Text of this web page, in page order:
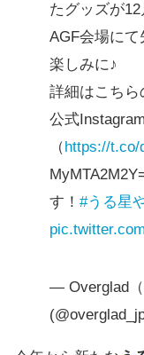
たグッズが
AGF会場に
楽しみに♪
詳細はこちら
公式Instagram
（https://t.co/
す！ #うる星
— Overglad（